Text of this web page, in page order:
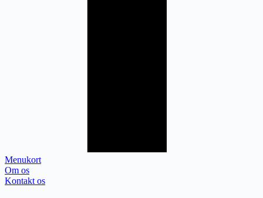
Menukort
Om os
Kontakt os